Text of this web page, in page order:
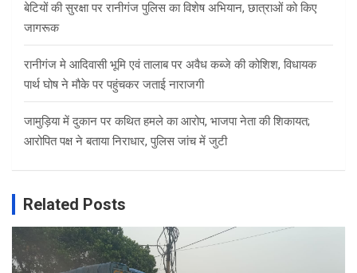
बेटियों की सुरक्षा पर रानीगंज पुलिस का विशेष अभियान, छात्राओं को किए
जागरूक
रानीगंज मे आदिवासी भूमि एवं तालाब पर अवैध कब्जे की कोशिश, विधायक
पार्थ घोष ने मौके पर पहुंचकर जताई नाराजगी
जामुड़िया में दुकान पर कथित हमले का आरोप, भाजपा नेता की शिकायत;
आरोपित पक्ष ने बताया निराधार, पुलिस जांच में जुटी
Related Posts